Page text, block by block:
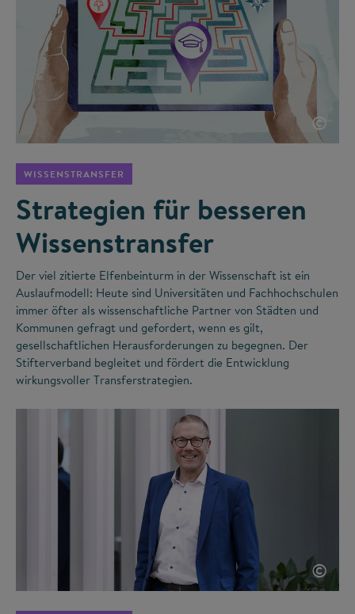
©
WISSENSTRANSFER
Strategien für besseren
Wissenstransfer
Der viel zitierte Elfenbeinturm in der Wissenschaft ist ein
Auslaufmodell: Heute sind Universitäten und Fachhochschulen
immer öfter als wissenschaftliche Partner von Städten und
Kommunen gefragt und gefordert, wenn es gilt,
gesellschaftlichen Herausforderungen zu begegnen. Der
Stifterverband begleitet und fördert die Entwicklung
wirkungsvoller Transferstrategien.
©